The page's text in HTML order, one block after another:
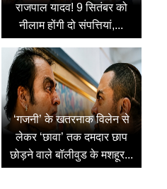
राजपाल यादव! 9 सितंबर को
नीलाम होंगी दो संपत्तियां,...
‘गजनी’ के खतरनाक विलेन से
लेकर ‘छावा’ तक दमदार छाप
छोड़ने वाले बॉलीवुड के मशहूर...